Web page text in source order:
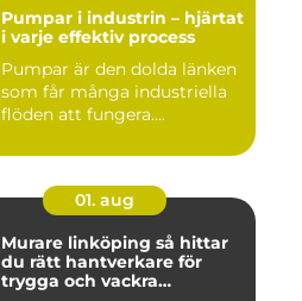
Pumpar i industrin – hjärtat
i varje effektiv process
Pumpar är den dolda länken
som får många industriella
flöden att fungera....
01. aug
Murare linköping så hittar
du rätt hantverkare för
trygga och vackra